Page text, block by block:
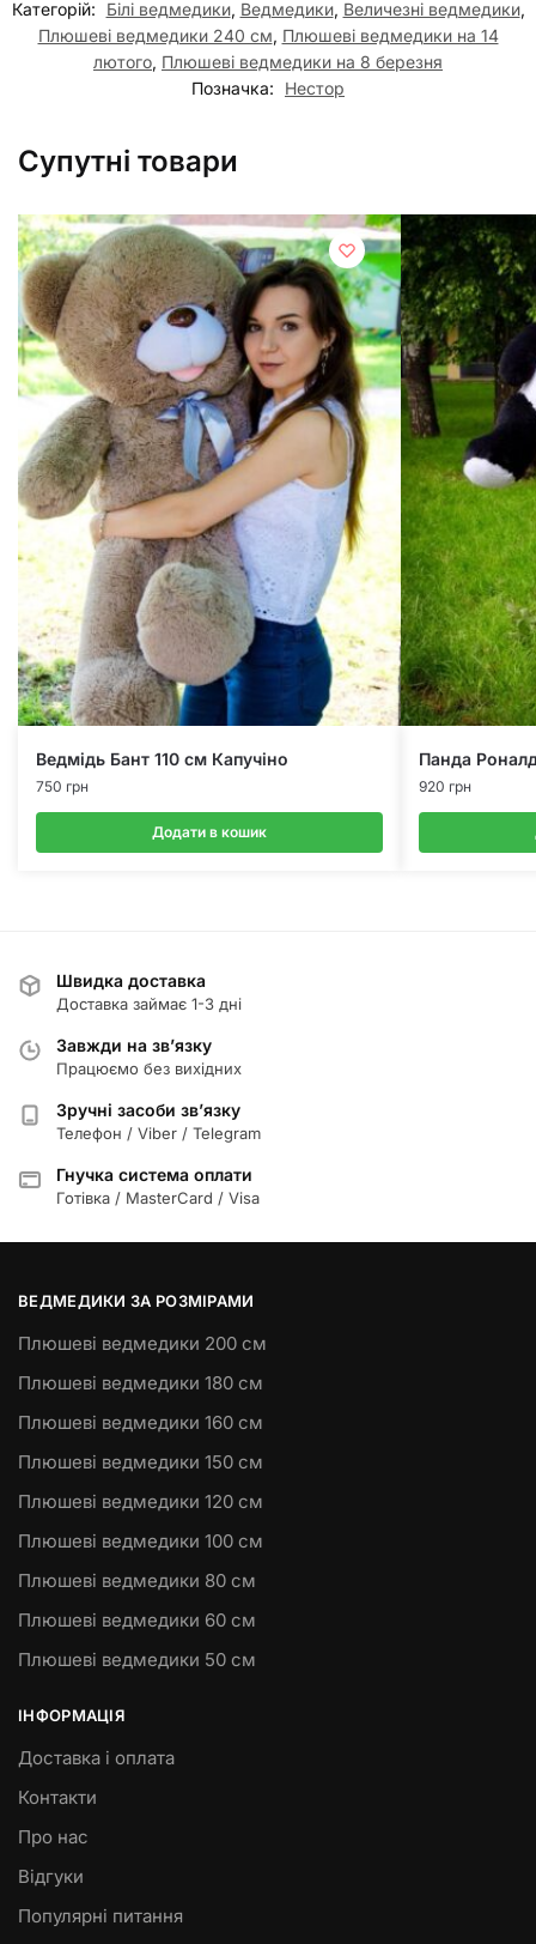
Категорій: Білі ведмедики, Ведмедики, Величезні ведмедики,
Плюшеві ведмедики 240 см, Плюшеві ведмедики на 14
лютого, Плюшеві ведмедики на 8 березня
Позначка:
Нестор
Супутні товари
Ведмідь Бант 110 см Капучіно
750 грн
Додати в кошик
Панда
920 грн
Швидка доставка
Доставка займає 1-3 дні
Завжди на зв’язку
Працюємо без вихідних
Зручні засоби зв’язку
Телефон / Viber / Telegram
Гнучка система оплати
Готівка / MasterCard / Visa
ВЕДМЕДИКИ ЗА РОЗМІРАМИ
Плюшеві ведмедики 200 см
Плюшеві ведмедики 180 см
Плюшеві ведмедики 160 см
Плюшеві ведмедики 150 см
Плюшеві ведмедики 120 см
Плюшеві ведмедики 100 см
Плюшеві ведмедики 80 см
Плюшеві ведмедики 60 см
Плюшеві ведмедики 50 см
ІНФОРМАЦІЯ
Доставка і оплата
Контакти
Про нас
Відгуки
Популярні питання